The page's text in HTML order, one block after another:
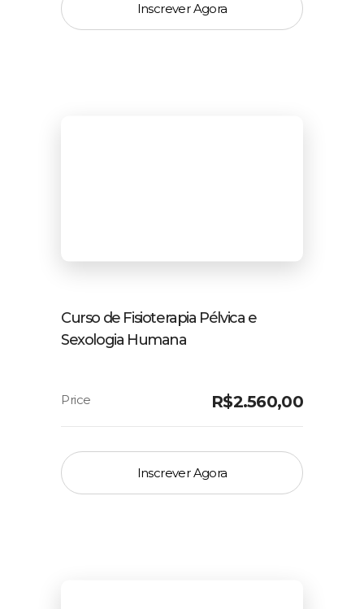
Inscrever Agora
Curso de Fisioterapia Pélvica e
Sexologia Humana
R$2.560,00
Inscrever Agora